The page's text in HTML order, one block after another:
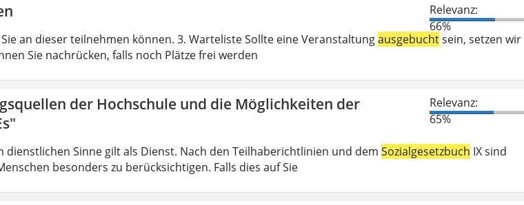
Relevanz:
66%
an dieser teilnehmen können. 3. Warteliste Sollte eine Veranstaltungausgebuchtsein, setzen wir
Sie nachrücken, falls noch Plätze frei werden
der Hochschule und die Möglichkeiten der
Relevanz:
65%
Sinne gilt als Dienst. Nach den Teilhaberichtlinien und dem Sozialgesetzbuch IX sind
besonders zu berücksichtigen. Falls dies auf Sie